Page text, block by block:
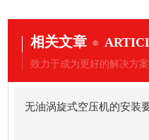
相关文章
致力于成为更好的解决方案
无油涡旋式空压机的安装